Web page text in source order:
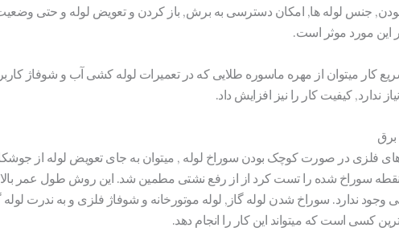
بودن, جنس لوله ها, امکان دسترسی به برش, باز کردن و تعویض لوله و حتی
این مورد موثر است.
کار میتوان از مهره ماسوره طلایی که در تعمیرات لوله کشی آب و شوفاژ
ندارد, کیفیت کار را نیز افزایش داد.
برق
فلزی در صورت کوچک بودن سوراخ لوله , میتوان به جای تعویض لوله از
سوراخ شده را تست کرد از از رفع نشتی مطمین شد. این روش طول عمر
ندارد. سوراخ شدن لوله گاز, لوله موتورخانه و شوفاژ فلزی و به ندرت لوله
کسی است که میتواند این کار را انجام دهد.